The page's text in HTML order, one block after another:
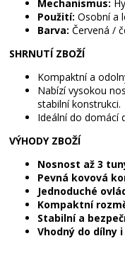
Mechanismus:
Použití: Osobní a
Barva: Červená /
SHRNUTÍ ZBOŽÍ
Kompaktní a
Nabízí vysokou
stabilní konstrukci.
Ideální do domácí
VÝHODY ZBOŽÍ
Nosnost až 3
Pevná kovová
Jednoduché
Kompaktní
Stabilní a
Vhodný do dílny